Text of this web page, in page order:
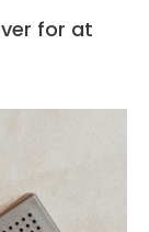
for at